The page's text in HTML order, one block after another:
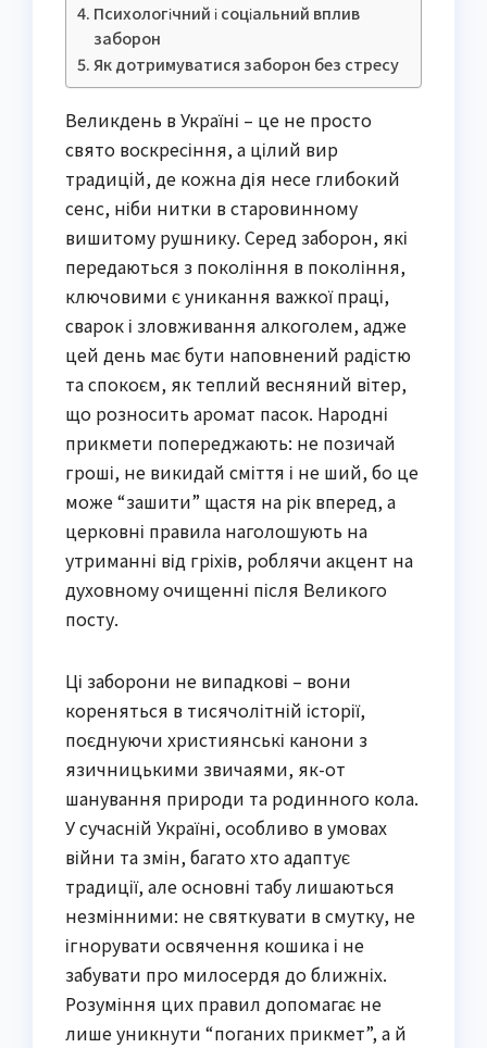
Психологічний і соціальний вплив
заборон
Як дотримуватися заборон без стресу
Великдень в Україні – це не просто
свято воскресіння, а цілий вир
традицій, де кожна дія несе глибокий
сенс, ніби нитки в старовинному
вишитому рушнику. Серед заборон, які
передаються з покоління в покоління,
ключовими є уникання важкої праці,
сварок і зловживання алкоголем, адже
цей день має бути наповнений радістю
та спокоєм, як теплий весняний вітер,
що розносить аромат пасок. Народні
прикмети попереджають: не позичай
гроші, не викидай сміття і не ший, бо це
може “зашити” щастя на рік вперед, а
церковні правила наголошують на
утриманні від гріхів, роблячи акцент на
духовному очищенні після Великого
посту.
Ці заборони не випадкові – вони
кореняться в тисячолітній історії,
поєднуючи християнські канони з
язичницькими звичаями, як-от
шанування природи та родинного кола.
У сучасній Україні, особливо в умовах
війни та змін, багато хто адаптує
традиції, але основні табу лишаються
незмінними: не святкувати в смутку, не
ігнорувати освячення кошика і не
забувати про милосердя до ближніх.
Розуміння цих правил допомагає не
лише уникнути “поганих прикмет”, а й